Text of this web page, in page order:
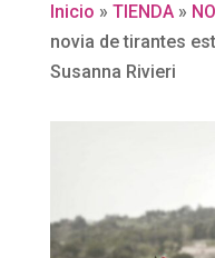
Inicio » TIENDA»
novia de tirantes
Susanna Rivieri